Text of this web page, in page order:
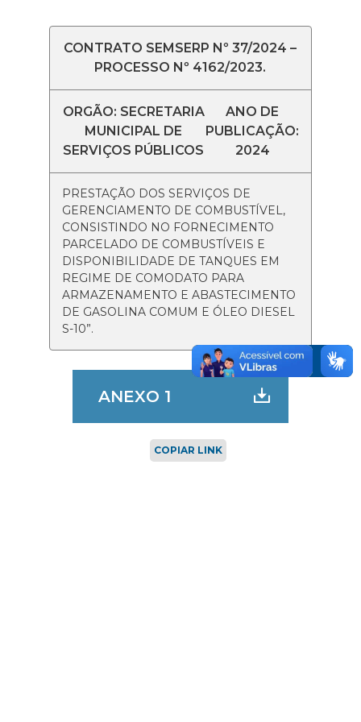
CONTRATO SEMSERP Nº 37/2024 –
PROCESSO Nº 4162/2023.
ORGÃO: SECRETARIA
MUNICIPAL DE
SERVIÇOS PÚBLICOS
ANO DE
PUBLICAÇÃO:
2024
PRESTAÇÃO DOS SERVIÇOS DE
GERENCIAMENTO DE COMBUSTÍVEL,
CONSISTINDO NO FORNECIMENTO
PARCELADO DE COMBUSTÍVEIS E
DISPONIBILIDADE DE TANQUES EM
REGIME DE COMODATO PARA
ARMAZENAMENTO E ABASTECIMENTO
DE GASOLINA COMUM E ÓLEO DIESEL
S-10”.
ANEXO 1
COPIAR LINK